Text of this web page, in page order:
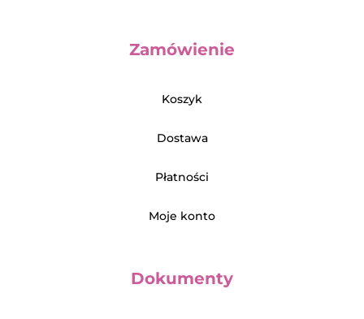
Zamówienie
Koszyk
Dostawa
Płatności
Moje konto
Dokumenty